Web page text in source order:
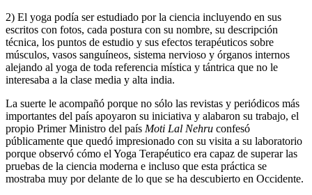
2) El yoga podía ser estudiado por la ciencia incluyendo en sus
escritos con fotos, cada postura con su nombre, su descripción
técnica, los puntos de estudio y sus efectos terapéuticos sobre
músculos, vasos sanguíneos, sistema nervioso y órganos internos
alejando al yoga de toda referencia mística y tántrica que no le
interesaba a la clase media y alta india.
La suerte le acompañó porque no sólo las revistas y periódicos más
importantes del país apoyaron su iniciativa y alabaron su trabajo, el
propio Primer Ministro del país Moti Lal Nehru confesó
públicamente que quedó impresionado con su visita a su laboratorio
porque observó cómo el Yoga Terapéutico era capaz de superar las
pruebas de la ciencia moderna e incluso que esta práctica se
mostraba muy por delante de lo que se ha descubierto en Occidente.